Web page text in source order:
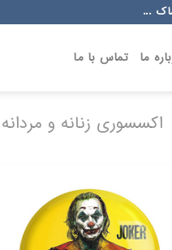
...
ما تماس با ما
اکسسوری زنانه و مردانه